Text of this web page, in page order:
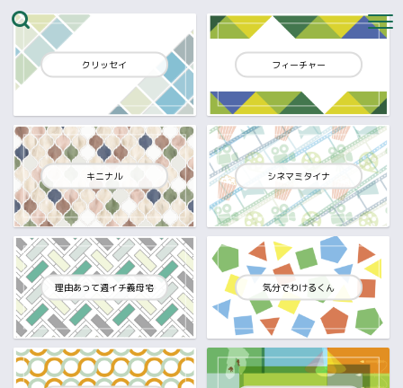
クリッセイ フィーチャー
キニナル シネマミタイナ
理由あって週イチ義母宅 気分でわけるくん